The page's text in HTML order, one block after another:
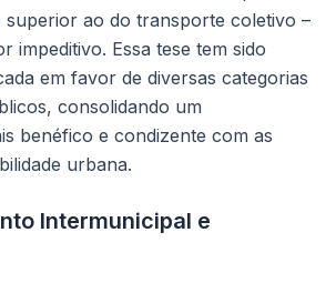
superior ao do transporte coletivo –
impeditivo. Essa tese tem sido
em favor de diversas categorias
consolidando um
benéfico e condizente com as
urbana.
Intermunicipal e